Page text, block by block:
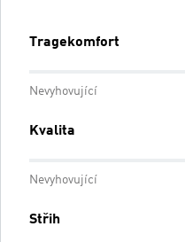
Tragekomfort
Nevyhovující
Kvalita
Nevyhovující
Střih